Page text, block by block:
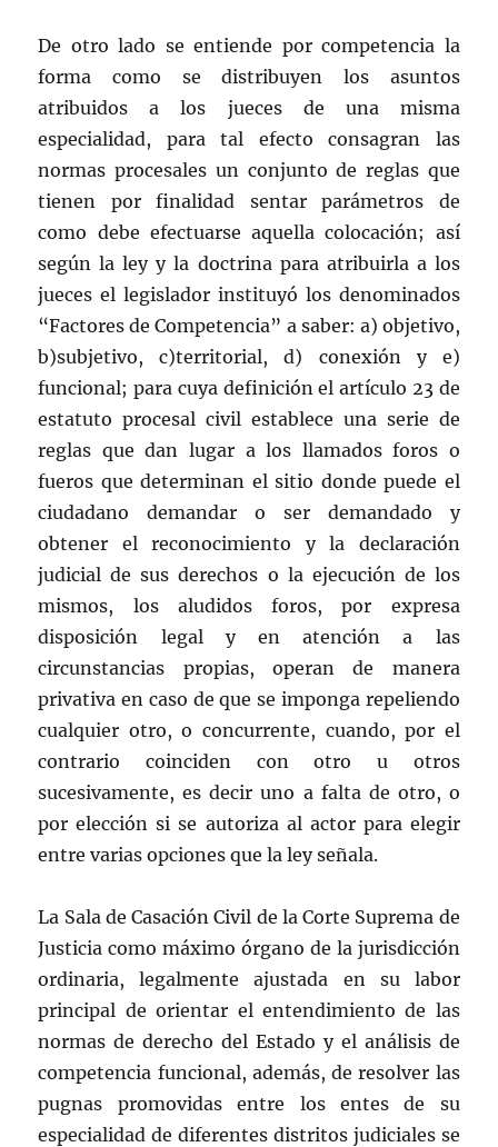
De otro lado se entiende por competencia la
forma como se distribuyen los asuntos
atribuidos a los jueces de una misma
especialidad, para tal efecto consagran las
normas procesales un conjunto de reglas que
tienen por finalidad sentar parámetros de
como debe efectuarse aquella colocación; así
según la ley y la doctrina para atribuirla a los
jueces el legislador instituyó los denominados
“Factores de Competencia” a saber: a) objetivo,
b)subjetivo, c)territorial, d) conexión y e)
funcional; para cuya definición el artículo 23 de
estatuto procesal civil establece una serie de
reglas que dan lugar a los llamados foros o
fueros que determinan el sitio donde puede el
ciudadano demandar o ser demandado y
obtener el reconocimiento y la declaración
judicial de sus derechos o la ejecución de los
mismos, los aludidos foros, por expresa
disposición legal y en atención a las
circunstancias propias, operan de manera
privativa en caso de que se imponga repeliendo
cualquier otro, o concurrente, cuando, por el
contrario coinciden con otro u otros
sucesivamente, es decir uno a falta de otro, o
por elección si se autoriza al actor para elegir
entre varias opciones que la ley señala.
La Sala de Casación Civil de la Corte Suprema de
Justicia como máximo órgano de la jurisdicción
ordinaria, legalmente ajustada en su labor
principal de orientar el entendimiento de las
normas de derecho del Estado y el análisis de
competencia funcional, además, de resolver las
pugnas promovidas entre los entes de su
especialidad de diferentes distritos judiciales se